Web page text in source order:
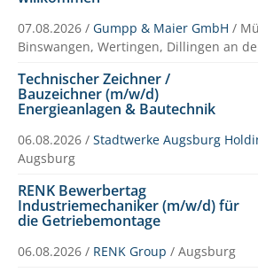
07.08.2026 / Gumpp & Maier GmbH /
Binswangen, Wertingen, Dillingen an
Technischer Zeichner /
Bauzeichner (m/w/d)
Energieanlagen & Bautechnik
06.08.2026 / Stadtwerke Augsburg
Augsburg
RENK Bewerbertag
Industriemechaniker (m/w/d) für
die Getriebemontage
06.08.2026 / RENK Group / Augsburg